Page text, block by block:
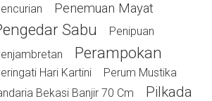
Penemuan Mayat
Sabu
Penipuan
Perampokan
Hari Kartini
Perum Mustika
Bekasi Banjir 70 Cm
Pilkada